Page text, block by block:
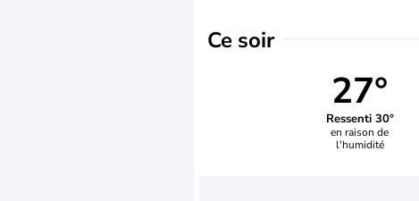
Ce soir
27°
Ressenti 30°
en raison de
l'humidité